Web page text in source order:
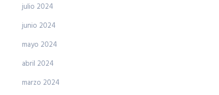
julio 2024
junio 2024
mayo 2024
abril 2024
marzo 2024